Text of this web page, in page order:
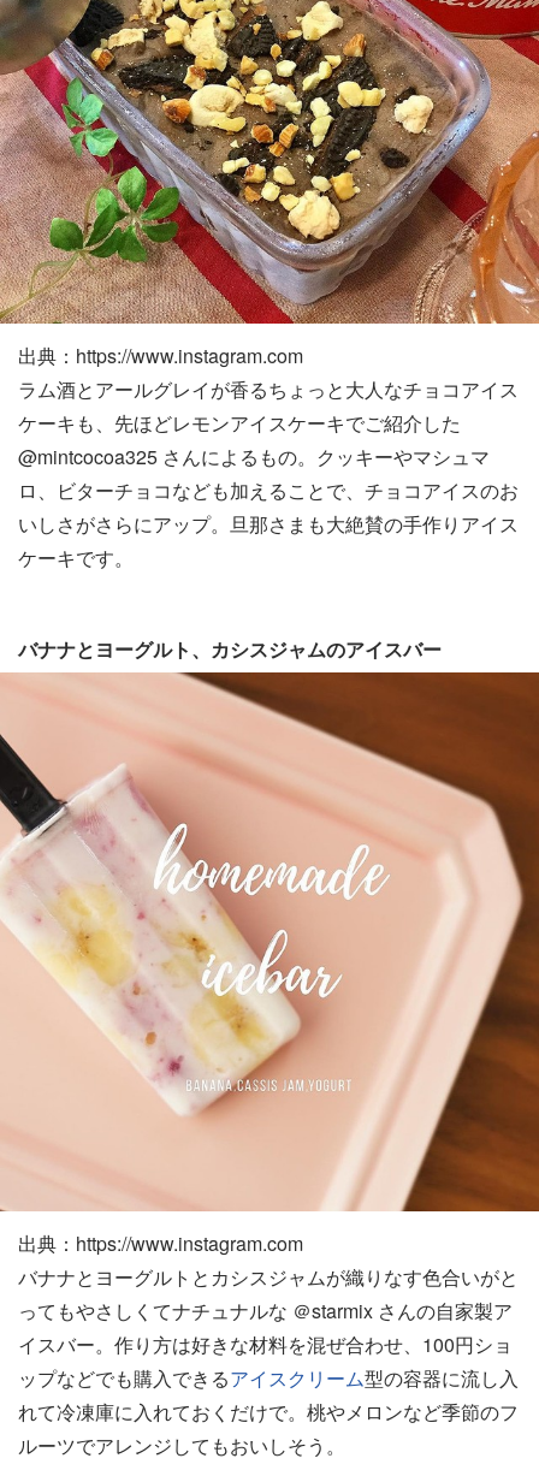
出典：https://www.instagram.com
ラム酒とアールグレイが香るちょっと大人なチョコアイス
ケーキも、先ほどレモンアイスケーキでご紹介した
@mintcocoa325 さんによるもの。クッキーやマシュマ
ロ、ビターチョコなども加えることで、チョコアイスのお
いしさがさらにアップ。旦那さまも大絶賛の手作りアイス
ケーキです。
バナナとヨーグルト、カシスジャムのアイスバー
出典：https://www.instagram.com
バナナとヨーグルトとカシスジャムが織りなす色合いがと
ってもやさしくてナチュナルな ＠starmix さんの自家製ア
イスバー。作り方は好きな材料を混ぜ合わせ、100円ショ
ップなどでも購入できるアイスクリーム型の容器に流し入
れて冷凍庫に入れておくだけで。桃やメロンなど季節のフ
ルーツでアレンジしてもおいしそう。